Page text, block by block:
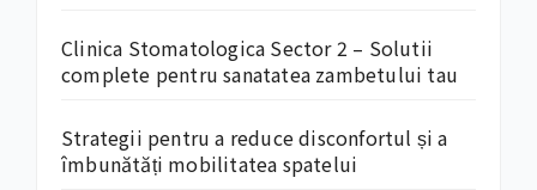
Clinica Stomatologica Sector 2 – Solutii
complete pentru sanatatea zambetului tau
Strategii pentru a reduce disconfortul și a
îmbunătăți mobilitatea spatelui